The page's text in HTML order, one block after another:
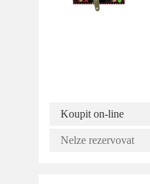
Koupit on-line
Nelze rezervovat